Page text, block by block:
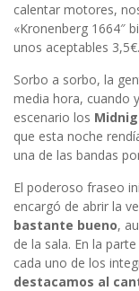
calentar motores,
«Kronenberg 1664″
unos aceptables 3,5€.
Sorbo a sorbo, la
media hora, cuando
escenario los
que esta noche
una de las bandas
El poderoso fraseo
encargó de abrir la
bastante bueno,
de la sala. En la
cada uno de los
destacamos al